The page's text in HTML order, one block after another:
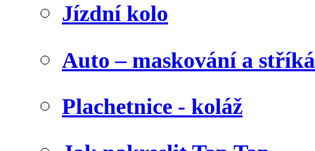
Jízdní kolo
Auto – maskování a
Plachetnice - koláž